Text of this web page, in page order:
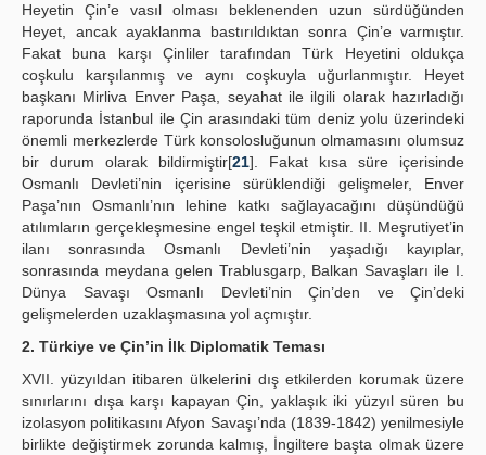
Heyetin Çin’e vasıl olması beklenenden uzun sürdüğünden
Heyet, ancak ayaklanma bastırıldıktan sonra Çin’e varmıştır.
Fakat buna karşı Çinliler tarafından Türk Heyetini oldukça
coşkulu karşılanmış ve aynı coşkuyla uğurlanmıştır. Heyet
başkanı Mirliva Enver Paşa, seyahat ile ilgili olarak hazırladığı
raporunda İstanbul ile Çin arasındaki tüm deniz yolu üzerindeki
önemli merkezlerde Türk konsolosluğunun olmamasını olumsuz
bir durum olarak bildirmiştir[21]. Fakat kısa süre içerisinde
Osmanlı Devleti’nin içerisine sürüklendiği gelişmeler, Enver
Paşa’nın Osmanlı’nın lehine katkı sağlayacağını düşündüğü
atılımların gerçekleşmesine engel teşkil etmiştir. II. Meşrutiyet’in
ilanı sonrasında Osmanlı Devleti’nin yaşadığı kayıplar,
sonrasında meydana gelen Trablusgarp, Balkan Savaşları ile I.
Dünya Savaşı Osmanlı Devleti’nin Çin’den ve Çin’deki
gelişmelerden uzaklaşmasına yol açmıştır.
2. Türkiye ve Çin’in İlk Diplomatik Teması
XVII. yüzyıldan itibaren ülkelerini dış etkilerden korumak üzere
sınırlarını dışa karşı kapayan Çin, yaklaşık iki yüzyıl süren bu
izolasyon politikasını Afyon Savaşı’nda (1839-1842) yenilmesiyle
birlikte değiştirmek zorunda kalmış, İngiltere başta olmak üzere